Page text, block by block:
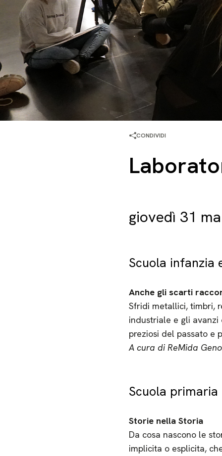
CONDIVIDI
giovedì 31
Scuola infanzia
Anche gli scarti
Sfridi metallici, timbri,
industriale e gli avanzi
preziosi del passato e
A cura di ReMida
Scuola primaria
Storie nella Storia
Da cosa nascono le
implicita o esplicita,